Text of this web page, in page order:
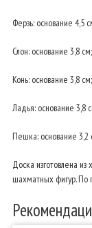
Ферзь: основание 4,5
Слон: основание 3,8
Конь: основание 3,8
Ладья: основание 3,8
Пешка: основание 3,2
Доска изготовлена
шахматных фигур. По